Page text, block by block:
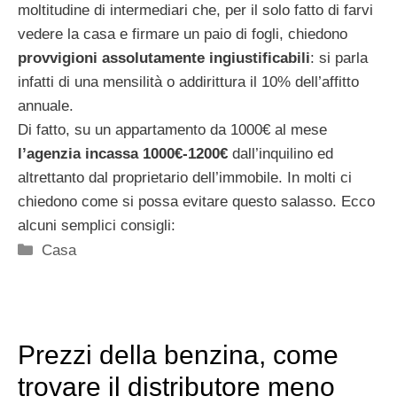
moltitudine di intermediari che, per il solo fatto di farvi
vedere la casa e firmare un paio di fogli, chiedono
provvigioni assolutamente ingiustificabili: si parla
infatti di una mensilità o addirittura il 10% dell’affitto
annuale.
Di fatto, su un appartamento da 1000€ al mese
l’agenzia incassa 1000€-1200€ dall’inquilino ed
altrettanto dal proprietario dell’immobile. In molti ci
chiedono come si possa evitare questo salasso. Ecco
alcuni semplici consigli:
Categorie
Casa
Prezzi della benzina, come
trovare il distributore meno